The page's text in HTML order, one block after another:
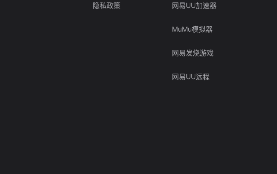
隐私政策 网易UU加速器
MuMu模拟器
网易发烧游戏
网易UU远程